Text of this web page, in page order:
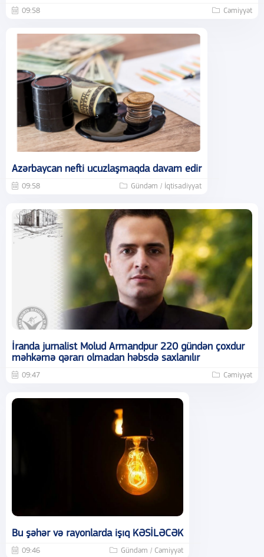
09:58 Cəmiyyət
Azərbaycan nefti ucuzlaşmaqda davam edir
09:58 Gündəm / İqtisadiyyat
İranda jurnalist Molud Armandpur 220 gündən çoxdur
məhkəmə qərarı olmadan həbsdə saxlanılır
09:47 Cəmiyyət
Bu şəhər və rayonlarda işıq KƏSİLƏCƏK
09:46 Gündəm / Cəmiyyət